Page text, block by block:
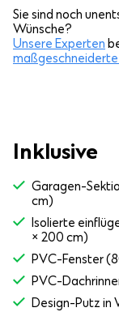
Sie sind noch
Wünsche?
Unsere Experten
maßgeschneiderte
Inklusive
Garagen-
cm)
Isolierte
× 200 cm)
PVC-Fenster
PVC-
Design-Putz in